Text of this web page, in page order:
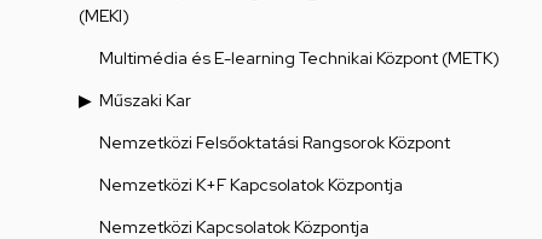
(MEKI)
Multimédia és E-learning Technikai Központ (METK)
Műszaki Kar
Nemzetközi Felsőoktatási Rangsorok Központ
Nemzetközi K+F Kapcsolatok Központja
Nemzetközi Kapcsolatok Központja